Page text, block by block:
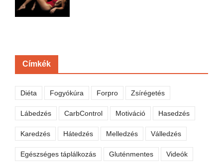
Címkék
Diéta Fogyókúra Forpro Zsírégetés
Lábedzés CarbControl Motiváció Hasedzés
Karedzés Hátedzés Melledzés Válledzés
Egészséges táplálkozás Gluténmentes Videók